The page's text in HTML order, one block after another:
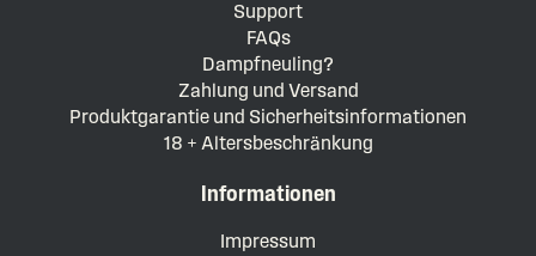
Support
FAQs
Dampfneuling?
Zahlung und Versand
Produktgarantie und Sicherheitsinformationen
18 + Altersbeschränkung
Informationen
Impressum